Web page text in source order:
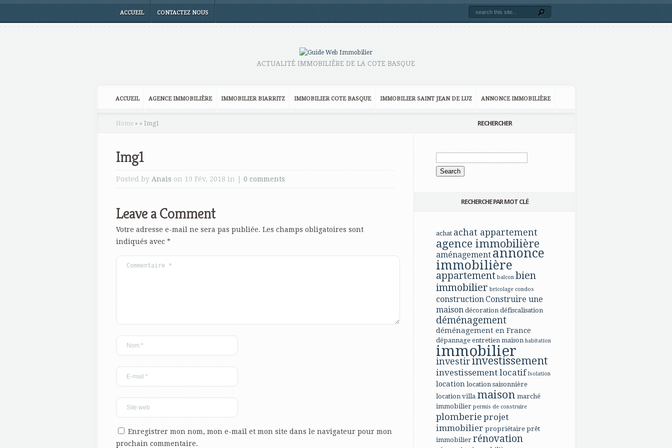
ACCUEIL CONTACTEZ NOUS
ACTUALITÉ IMMOBILIÈRE DE LA COTE BASQUE
ACCUEIL AGENCE IMMOBILIÈRE IMMOBILIER BIARRITZ IMMOBILIER COTE BASQUE IMMOBILIER SAINT JEAN DE LUZ ANNONCE IMMOBILIÈRE
Home » » Img1
Img1
Posted by Anais on 19 Fév, 2018 in | 0 comments
Leave a Comment
Votre adresse e-mail ne sera pas publiée. Les champs obligatoires sont
indiqués avec *
Enregistrer mon nom, mon e-mail et mon site dans le navigateur pour mon
prochain commentaire.
RECHERCHER
RECHERCHE PAR MOT CLÉ
achat achat appartement
agence immobilière
aménagement annonce
immobilière
appartement balcon bien
immobilier bricolage condos
construction Construire une
maison décoration défiscalisation
déménagement
déménagement en France
dépannage entretien maison habitation
immobilier
investirinvestissement
investissement locatif Isolation
location location saisonnière
location villa maison marché
immobilier permis de construire
plomberie projet
immobilier propriétaire prêt
immobilier rénovation